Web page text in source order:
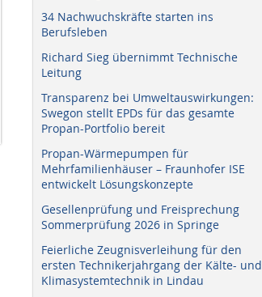
34 Nachwuchskräfte starten ins
Berufsleben
Richard Sieg übernimmt Technische
Leitung
Transparenz bei Umweltauswirkungen:
Swegon stellt EPDs für das gesamte
Propan-Portfolio bereit
Propan-Wärmepumpen für
Mehrfamilienhäuser – Fraunhofer ISE
entwickelt Lösungskonzepte
Gesellenprüfung und Freisprechung
Sommerprüfung 2026 in Springe
Feierliche Zeugnisverleihung für den
ersten Technikerjahrgang der Kälte- und
Klimasystemtechnik in Lindau